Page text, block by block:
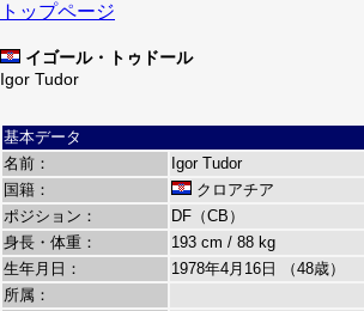
トップページ
イゴール・トゥドール
Igor Tudor
基本データ
名前：
Igor Tudor
国籍：
クロアチア
ポジション：
DF（CB）
身長・体重：
193 cm / 88 kg
生年月日：
1978年4月16日 （48歳）
所属：